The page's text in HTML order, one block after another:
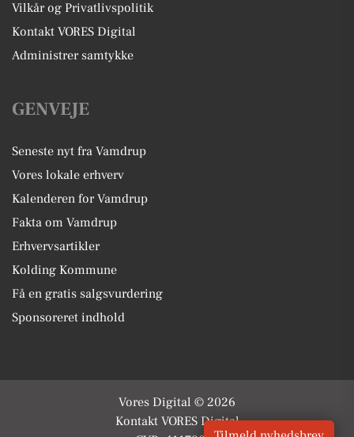
Vilkår og Privatlivspolitik
Kontakt VORES Digital
Administrer samtykke
GENVEJE
Seneste nyt fra Vamdrup
Vores lokale erhverv
Kalenderen for Vamdrup
Fakta om Vamdrup
Erhvervsartikler
Kolding Kommune
Få en gratis salgsvurdering
Sponsoreret indhold
Vores Digital © 2026
Kontakt VORES Digital